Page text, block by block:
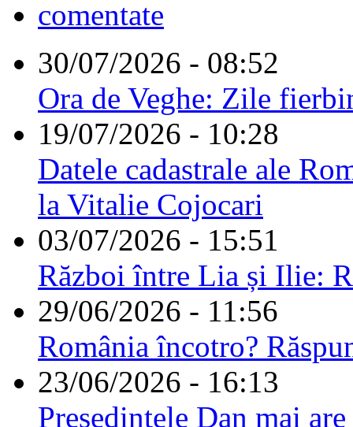
comentate
30/07/2026 - 08:52
Ora de Veghe: Zile
19/07/2026 - 10:28
Datele cadastrale ale
la Vitalie Cojocari
03/07/2026 - 15:51
Război între Lia și Ilie:
29/06/2026 - 11:56
România încotro?
23/06/2026 - 16:13
Președintele Dan mai